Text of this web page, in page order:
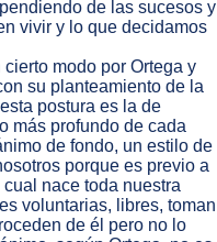
de las sucesos y
vivir y lo que decidamos
modo por Ortega y
su planteamiento de la
postura es la de
más profundo de cada
de fondo, un estilo de
porque es previo a
nace toda nuestra
voluntarias, libres, toman
de él pero no lo